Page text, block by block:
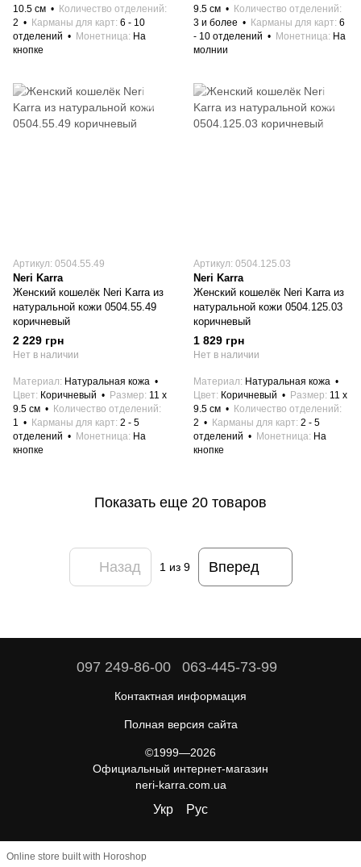
10.5 см
Количество отделений
2
Карманы для карт 6 - 10
отделений
Монетница На
кнопке
9.5 см
Количество отделений
3 и более
Карманы для карт 6
- 10 отделений
Монетница На
молнии
Артикул: 0504.55.49
Neri Karra
Женский кошелёк Neri Karra из
натуральной кожи 0504.55.49
коричневый
2 229 грн
Нет в наличии
Материал
Натуральная кожа
Цвет
Коричневый Размер 11 x
9.5 см
Количество отделений
1
Карманы для карт 2 - 5
отделений
Монетница На
кнопке
Артикул: 0504.125.03
Neri Karra
Женский кошелёк Neri Karra из
натуральной кожи 0504.125.03
коричневый
1 829 грн
Нет в наличии
Материал
Натуральная кожа
Цвет
Коричневый Размер 11 x
9.5 см
Количество отделений
2
Карманы для карт 2 - 5
отделений
Монетница На
кнопке
Показать еще 20 товаров
Назад 1 из 9 Вперед
097 249-86-00 063-445-73-99
Контактная информация
Полная версия сайта
©1999—2026
Официальный интернет-магазин
neri-karra.com.ua
Укр Рус
Online store built with Horoshop